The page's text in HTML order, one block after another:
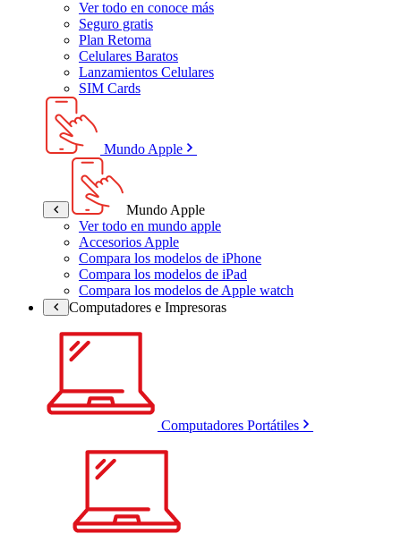
Ver todo en conoce más
Seguro gratis
Plan Retoma
Celulares Baratos
Lanzamientos Celulares
SIM Cards
Mundo Apple
Mundo Apple
Ver todo en mundo apple
Accesorios Apple
Compara los modelos de iPhone
Compara los modelos de iPad
Compara los modelos de Apple watch
Computadores e Impresoras
Computadores Portátiles